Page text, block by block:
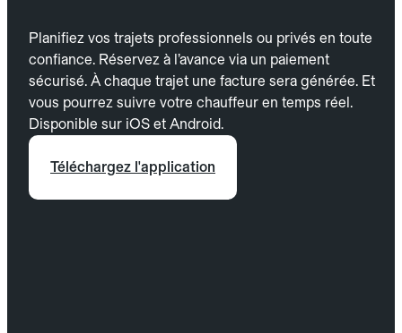
Planifiez vos trajets professionnels ou privés en toute
confiance. Réservez à l’avance via un paiement
sécurisé. À chaque trajet une facture sera générée. Et
vous pourrez suivre votre chauffeur en temps réel.
Disponible sur iOS et Android.
Téléchargez l'application